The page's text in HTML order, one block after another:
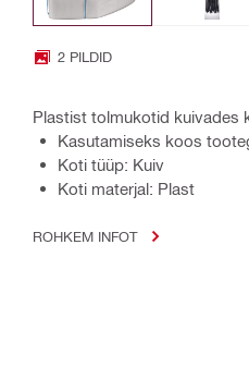
2 PILDID
Plastist tolmukotid kuivades
Kasutamiseks koos
Koti tüüp: Kuiv
Koti materjal: Plast
ROHKEM INFOT